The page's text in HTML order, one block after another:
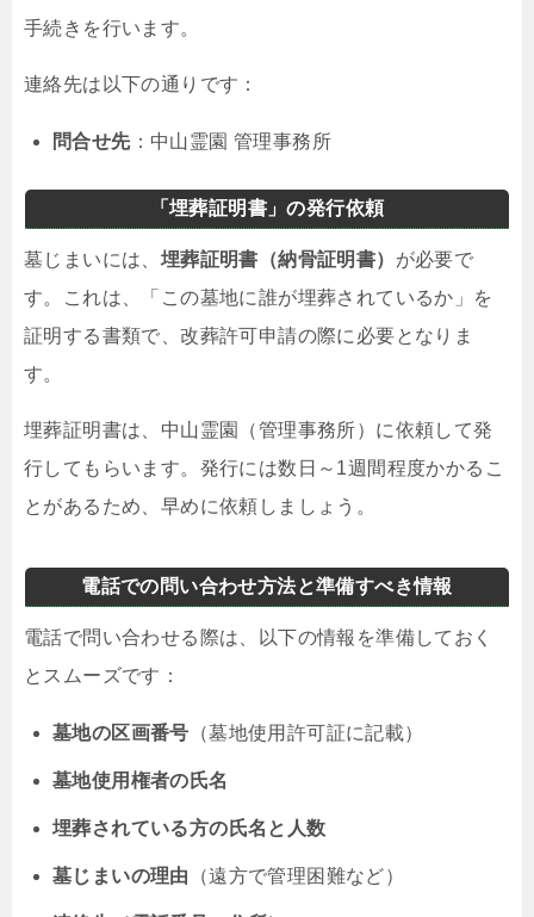
手続きを行います。
連絡先は以下の通りです：
問合せ先：中山霊園 管理事務所
「埋葬証明書」の発行依頼
墓じまいには、 埋葬証明書（納骨証明書） が必要で
す。これは、「この墓地に誰が埋葬されているか」を
証明する書類で、改葬許可申請の際に必要となりま
す。
埋葬証明書は、中山霊園（管理事務所）に依頼して発
行してもらいます。発行には数日～1週間程度かかるこ
とがあるため、早めに依頼しましょう。
電話での問い合わせ方法と準備すべき情報
電話で問い合わせる際は、以下の情報を準備しておく
とスムーズです：
墓地の区画番号 （墓地使用許可証に記載）
墓地使用権者の氏名
埋葬されている方の氏名と人数
墓じまいの理由 （遠方で管理困難など）